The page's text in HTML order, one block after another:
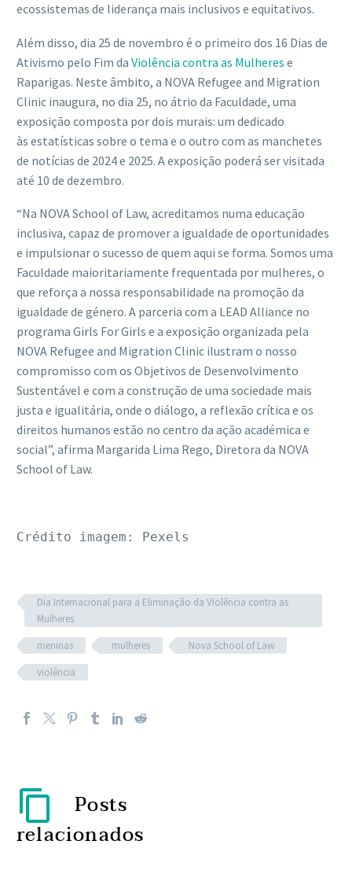
ecossistemas de liderança mais inclusivos e equitativos.
Além disso, dia 25 de novembro é o primeiro dos 16 Dias de
Ativismo pelo Fim da Violência contra as Mulheres e
Raparigas. Neste âmbito, a NOVA Refugee and Migration
Clinic inaugura, no dia 25, no átrio da Faculdade, uma
exposição composta por dois murais: um dedicado
às estatísticas sobre o tema e o outro com as manchetes
de notícias de 2024 e 2025. A exposição poderá ser visitada
até 10 de dezembro.
“Na NOVA School of Law, acreditamos numa educação
inclusiva, capaz de promover a igualdade de oportunidades
e impulsionar o sucesso de quem aqui se forma. Somos uma
Faculdade maioritariamente frequentada por mulheres, o
que reforça a nossa responsabilidade na promoção da
igualdade de género. A parceria com a LEAD Alliance no
programa Girls For Girls e a exposição organizada pela
NOVA Refugee and Migration Clinic ilustram o nosso
compromisso com os Objetivos de Desenvolvimento
Sustentável e com a construção de uma sociedade mais
justa e igualitária, onde o diálogo, a reflexão crítica e os
direitos humanos estão no centro da ação académica e
social”, afirma Margarida Lima Rego, Diretora da NOVA
School of Law.
Crédito imagem: Pexels
Dia Internacional para a Eliminação da Violência contra as
Mulheres
meninas
mulheres
Nova School of Law
violência
Posts
relacionados